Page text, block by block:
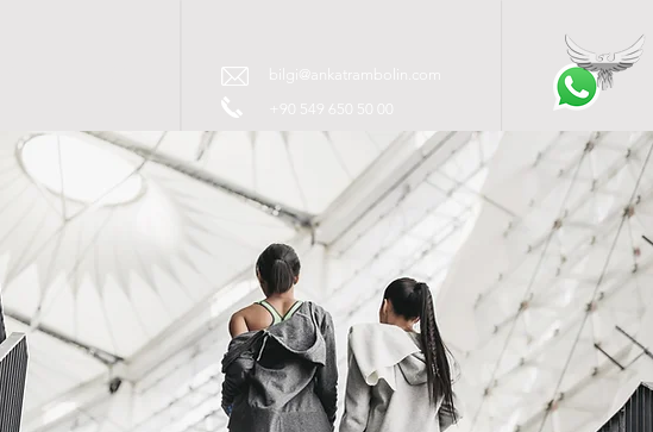
bilgi@ankatrambolin.com
+90 549 650 50 00